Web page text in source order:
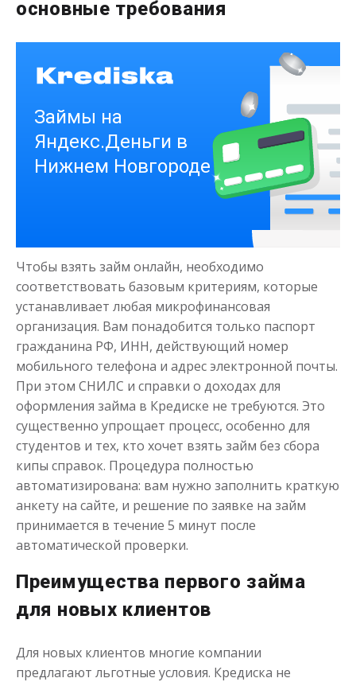
Сумма
от 1
Получить
Срок от 1до 21 дня
Получить
Моментальный займ
Сумма до50 000₽
Срок от 1до 21 дня
Получить
основные требования
Чтобы взять займ онлайн, необходимо
соответствовать базовым критериям, которые
устанавливает любая микрофинансовая
организация. Вам понадобится только паспорт
гражданина РФ, ИНН, действующий номер
мобильного телефона и адрес электронной почты.
При этом СНИЛС и справки о доходах для
оформления займа в Кредиске не требуются. Это
существенно упрощает процесс, особенно для
студентов и тех, кто хочет взять займ без сбора
кипы справок. Процедура полностью
автоматизирована: вам нужно заполнить краткую
анкету на сайте, и решение по заявке на займ
принимается в течение 5 минут после
автоматической проверки.
Преимущества первого займа
для новых клиентов
Для новых клиентов многие компании
предлагают льготные условия. Кредиска не